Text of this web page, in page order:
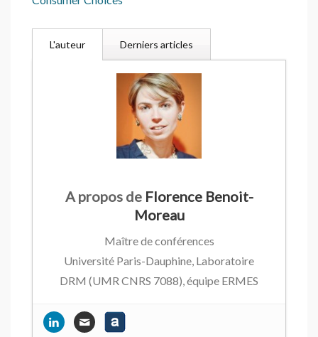
L'auteur Derniers articles
A propos de Florence Benoit-
Moreau
Maître de conférences
Université Paris-Dauphine, Laboratoire
DRM (UMR CNRS 7088), équipe ERMES
Pourquoi les labels bio influencent-ils